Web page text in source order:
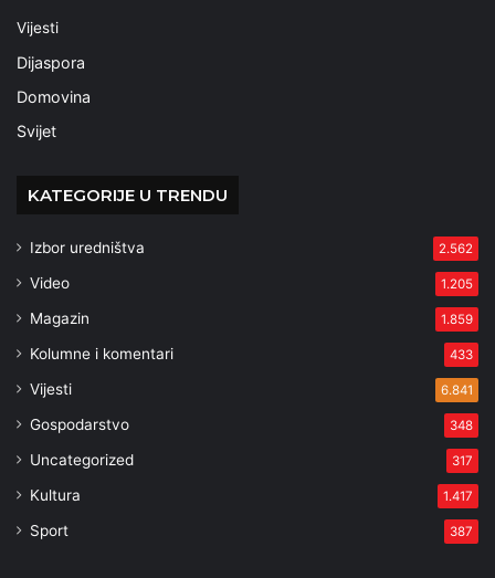
Vijesti
Dijaspora
Domovina
Svijet
KATEGORIJE U TRENDU
Izbor uredništva 2.562
Video 1.205
Magazin 1.859
Kolumne i komentari 433
Vijesti 6.841
Gospodarstvo 348
Uncategorized 317
Kultura 1.417
Sport 387